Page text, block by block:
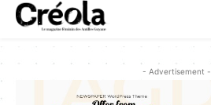
- Advertisement -